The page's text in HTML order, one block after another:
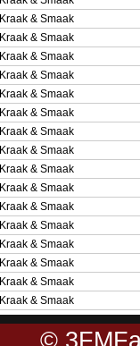
Kraak & Smaak
Kraak & Smaak
Kraak & Smaak
Kraak & Smaak
Kraak & Smaak
Kraak & Smaak
Kraak & Smaak
Kraak & Smaak
Kraak & Smaak
Kraak & Smaak
Kraak & Smaak
Kraak & Smaak
Kraak & Smaak
Kraak & Smaak
Kraak & Smaak
Kraak & Smaak
©